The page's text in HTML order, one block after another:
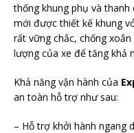
thống khung phụ và thanh
mới được thiết kế khung
rất vững chắc, chống
lượng của xe để tăng khả
Khả năng vận hành của
an toàn hỗ trợ như sau:
– Hỗ trợ khởi hành ngang